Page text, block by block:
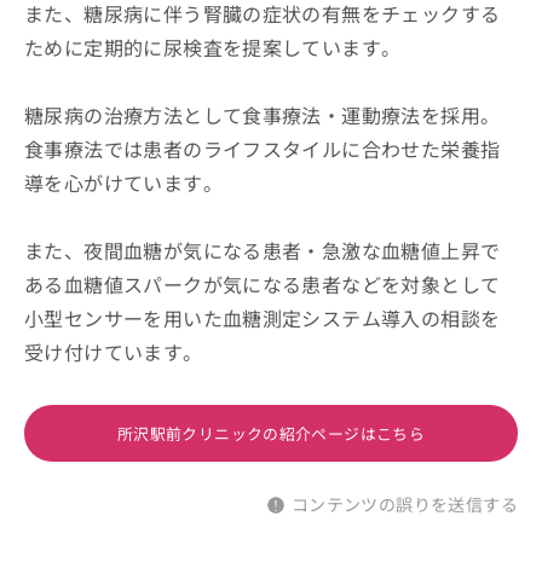
また、糖尿病に伴う腎臓の症状の有無をチェックする
ために定期的に尿検査を提案しています。
糖尿病の治療方法として食事療法・運動療法を採用。
食事療法では患者のライフスタイルに合わせた栄養指
導を心がけています。
また、夜間血糖が気になる患者・急激な血糖値上昇で
ある血糖値スパークが気になる患者などを対象として
小型センサーを用いた血糖測定システム導入の相談を
受け付けています。
所沢駅前クリニックの紹介ページはこちら
コンテンツの誤りを送信する